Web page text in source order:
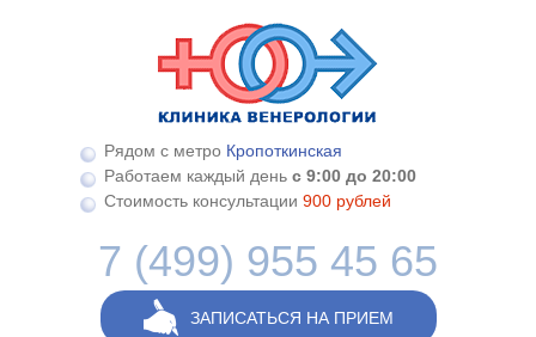
Рядом с метро Кропоткинская
Работаем каждый день с 9:00 до 20:00
Стоимость консультации 900 рублей
7 (499) 955 45 65
ЗАПИСАТЬСЯ НА ПРИЕМ